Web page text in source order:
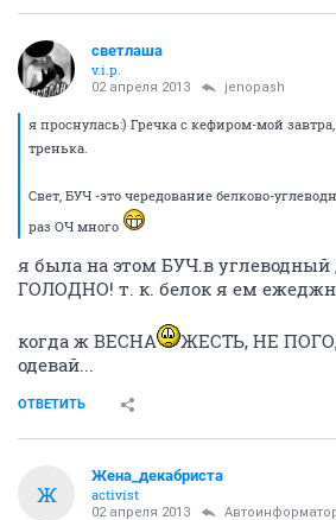
светлаша
v.i.p.
02 апреля 2013 jenopash
я проснулась:) Гречка с кефиром-мой
тренька.
Свет, БУЧ -это чередование белково-
раз ОЧ много
я была на этом БУЧ.в
ГОЛОДНО! т. к. белок я ем
когда ж ВЕСНА
ЖЕСТЬ, НЕ
одевай...
ОТВЕТИТЬ
Ж
Жена_декабриста
activist
02 апреля 2013